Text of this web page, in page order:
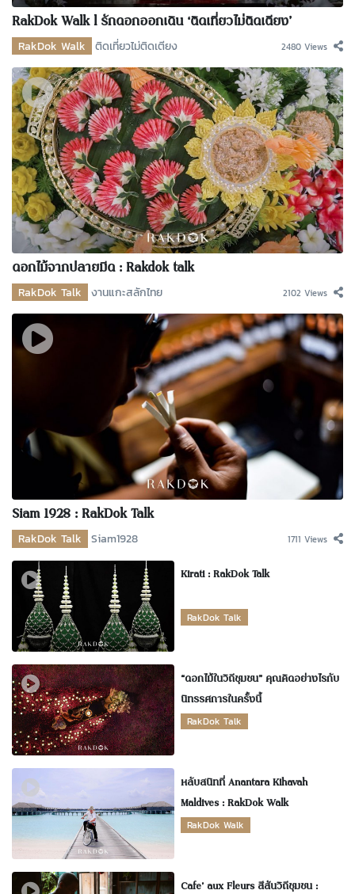
RakDok Walk l รักดอกออกเดิน ‘ติดเที่ยวไม่ติดเตียง’
RakDok Walk ติดเที่ยวไม่ติดเตียง 2480 Views
ดอกไม้จากปลายมีด : Rakdok talk
RakDok Talk งานแกะสลักไทย 2102 Views
Siam 1928 : RakDok Talk
RakDok Talk Siam1928 1711 Views
Kirati : RakDok Talk
RakDok Talk
“ดอกไม้ในวิถีชุมชน” คุณคิดอย่างไรกับ
นิทรรศการในครั้งนี้
RakDok Talk
หลับสนิทที่ Anantara Kihavah
Maldives : RakDok Walk
RakDok Walk
Cafe’ aux Fleurs สีสันวิถีชุมชน :